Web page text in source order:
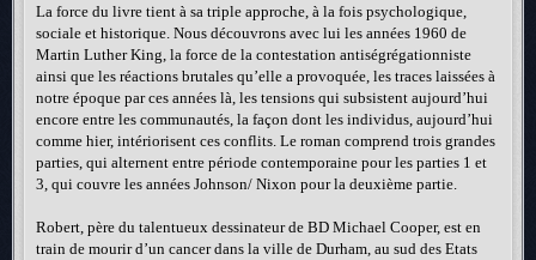
La force du livre tient à sa triple approche, à la fois psychologique,
sociale et historique. Nous découvrons avec lui les années 1960 de
Martin Luther King, la force de la contestation antiségrégationniste
ainsi que les réactions brutales qu’elle a provoquée, les traces laissées à
notre époque par ces années là, les tensions qui subsistent aujourd’hui
encore entre les communautés, la façon dont les individus, aujourd’hui
comme hier, intériorisent ces conflits. Le roman comprend trois grandes
parties, qui alternent entre période contemporaine pour les parties 1 et
3, qui couvre les années Johnson/ Nixon pour la deuxième partie.
Robert, père du talentueux dessinateur de BD Michael Cooper, est en
train de mourir d’un cancer dans la ville de Durham, au sud des Etats